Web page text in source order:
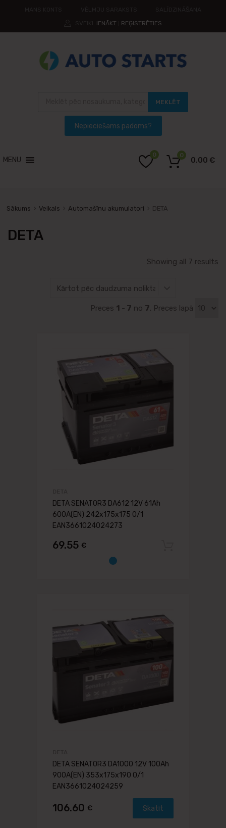
IENĀKT REĢISTRĒTIES
MEKLĒT
MENU
0
0.00 €
0
Sākums Veikals Automašīnu akumulatori DETA
DETA
Showing all 7 results
Preces 1 - 7 no 7. Preces lapā
DETA SENATOR3 DA612 12V 61Ah
600A(EN) 242x175x175 0/1
EAN3661024024273
69.55 €
DETA SENATOR3 DA1000 12V 100Ah
900A(EN) 353x175x190 0/1
EAN3661024024259
106.60 € Skatīt